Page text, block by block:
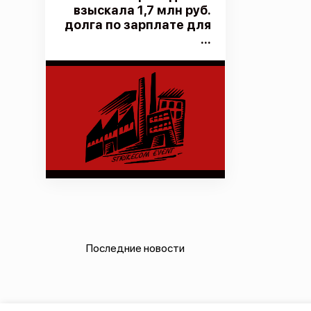
взыскала 1,7 млн руб.
долга по зарплате для
...
Последние новости